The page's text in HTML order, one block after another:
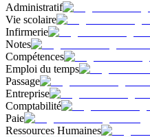
Administratif
Vie scolaire
Infirmerie
Notes
Compétences
Emploi du temps
Passage
Entreprise
Comptabilité
Paie
Ressources Humaines